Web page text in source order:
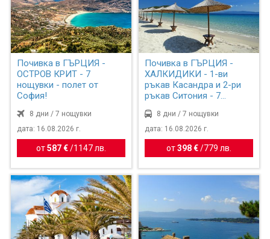
Почивка в ГЪРЦИЯ -
ОСТРОВ КРИТ - 7
нощувки - полет от
София!
8 дни / 7 нощувки
дата: 16.08.2026 г.
от587 € / 1147 лв.
Почивка в ГЪРЦИЯ -
ХАЛКИДИКИ - 1-ви
ръкав Касандра и 2-ри
ръкав Ситония - 7
8 дни / 7 нощувки
дата: 16.08.2026 г.
от398 €/ 779 лв.